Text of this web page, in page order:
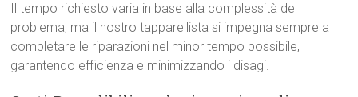
Il tempo richiesto varia in base alla complessità del
problema, ma il nostro tapparellista si impegna sempre a
completare le riparazioni nel minor tempo possibile,
garantendo efficienza e minimizzando i disagi.